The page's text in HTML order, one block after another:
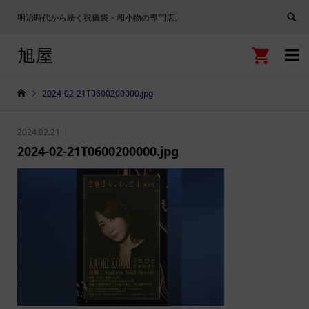
明治時代から続く祝儀袋・和小物の専門店。

旭屋 
2024-02-21T0600200000.jpg
2024.02.21
2024-02-21T0600200000.jpg